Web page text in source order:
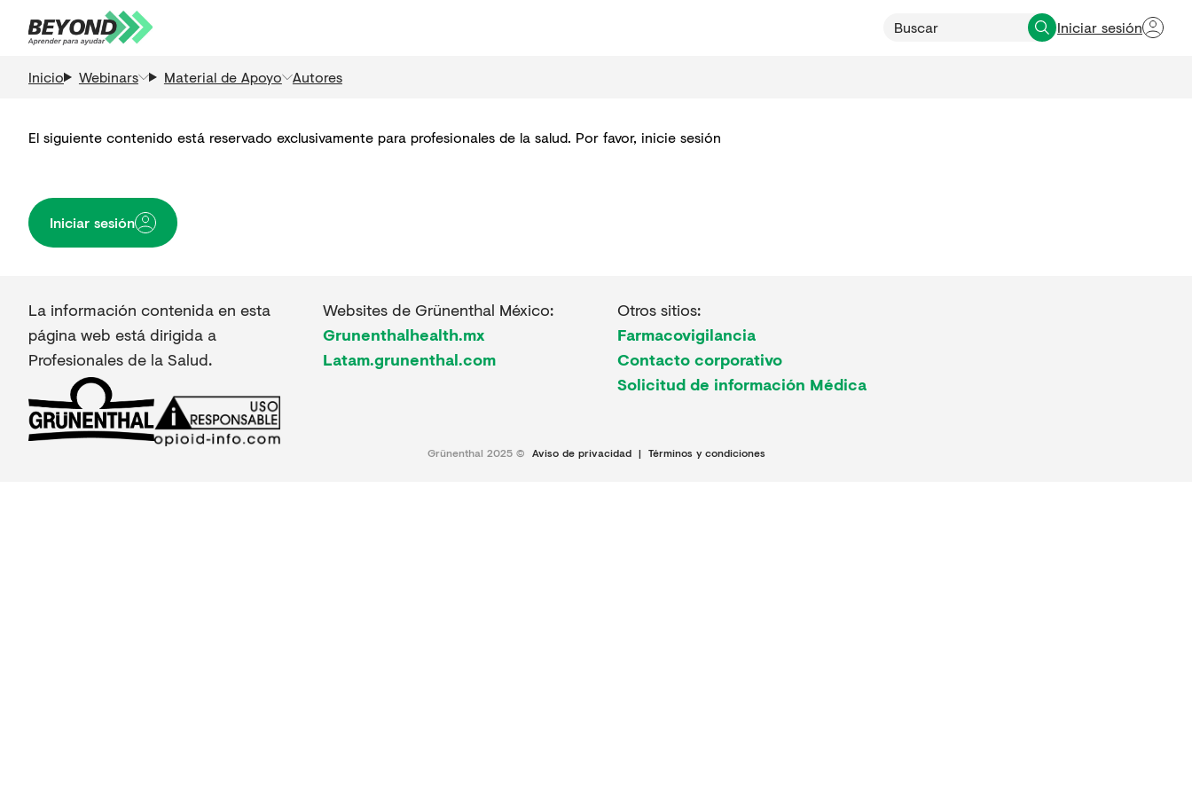
Iniciar sesión
Inicio Webinars Material de Apoyo Autores
El siguiente contenido está reservado exclusivamente para profesionales de la salud. Por favor, inicie sesión
Iniciar sesión
La información contenida en esta
página web está dirigida a
Profesionales de la Salud.
Websites de Grünenthal México:
Grunenthalhealth.mx
Latam.grunenthal.com
Otros sitios:
Farmacovigilancia
Contacto corporativo
Solicitud de información Médica
Grünenthal 2025 © Aviso de privacidad | Términos y condiciones